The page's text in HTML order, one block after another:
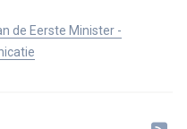
de Eerste Minister -